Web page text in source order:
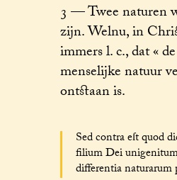
3 — Twee naturen
zijn. Welnu, in
immers l. c., dat «
menselijke natuur
ontstaan is.
Sed contra eſt quod
filium Dei unigenitum
differentia naturarum